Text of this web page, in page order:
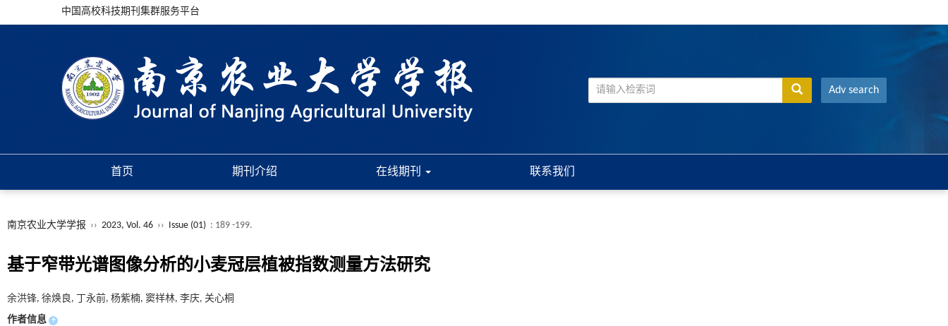
中国高校科技期刊集群服务平台
Adv search
首页 期刊介绍 在线期刊 联系我们
南京农业大学学报 ›› 2023, Vol. 46 ›› Issue (01) : 189 -199.
基于窄带光谱图像分析的小麦冠层植被指数测量方法研究
余洪锋, 徐焕良, 丁永前, 杨紫楠, 窦祥林, 李庆, 关心桐
作者信息 +